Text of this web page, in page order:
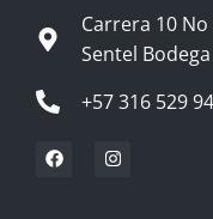
Carrera 10
Sentel
+57 316 529